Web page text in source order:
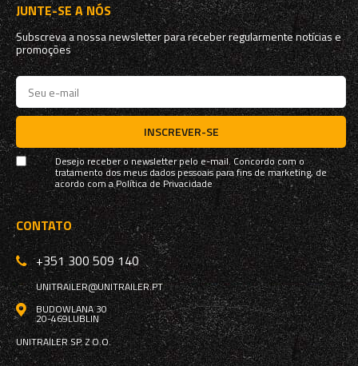
JUNTE-SE A NÓS
Subscreva a nossa newsletter para receber regularmente notícias e
promoções
INSCREVER-SE
Desejo receber o newsletter pelo e-mail. Concordo com o
tratamento dos meus dados pessoais para fins de marketing, de
acordo com aPolítica de Privacidade
CONTATO
+351 300 509 140
UNITRAILER@UNITRAILER.PT
BUDOWLANA 30
20-469LUBLIN
UNITRAILER SP. Z O.O.